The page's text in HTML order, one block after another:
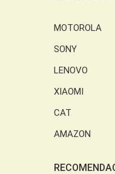
MOTOROLA
SONY
LENOVO
XIAOMI
CAT
AMAZON